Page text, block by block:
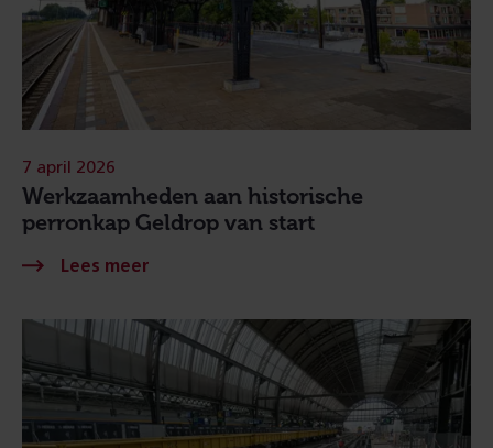
Werkzaamheden aan historische
perronkap Geldrop van start
7 april 2026